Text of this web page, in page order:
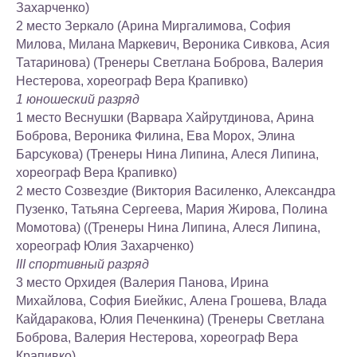
Захарченко)
2 место Зеркало (Арина Миргалимова, София
Милова, Милана Маркевич, Вероника Сивкова, Асия
Татаринова) (Тренеры Светлана Боброва, Валерия
Нестерова, хореограф Вера Крапивко)
1 юношеский разряд
1 место Веснушки (Варвара Хайрутдинова, Арина
Боброва, Вероника Филина, Ева Морох, Элина
Барсукова) (Тренеры Нина Липина, Алеся Липина,
хореограф Вера Крапивко)
2 место Созвездие (Виктория Василенко, Александра
Пузенко, Татьяна Сергеева, Мария Жирова, Полина
Момотова) ((Тренеры Нина Липина, Алеся Липина,
хореограф Юлия Захарченко)
III спортивный разряд
3 место Орхидея (Валерия Панова, Ирина
Михайлова, София Биейкис, Алена Грошева, Влада
Кайдаракова, Юлия Печенкина) (Тренеры Светлана
Боброва, Валерия Нестерова, хореограф Вера